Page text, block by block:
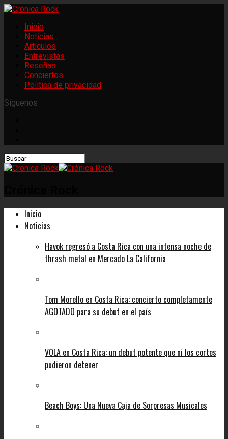
Inicio
Noticias
Artículos
Entrevistas
Reseñas
Conciertos
Política de privacidad
Síguenos
Inicio
Noticias
Havok regresó a Costa Rica con una intensa noche de
thrash metal en Mercado La California
Tom Morello en Costa Rica: concierto completamente
AGOTADO para su debut en el país
VOLA en Costa Rica: un debut potente que ni los cortes
pudieron detener
Beach Boys: Una Nueva Caja de Sorpresas Musicales